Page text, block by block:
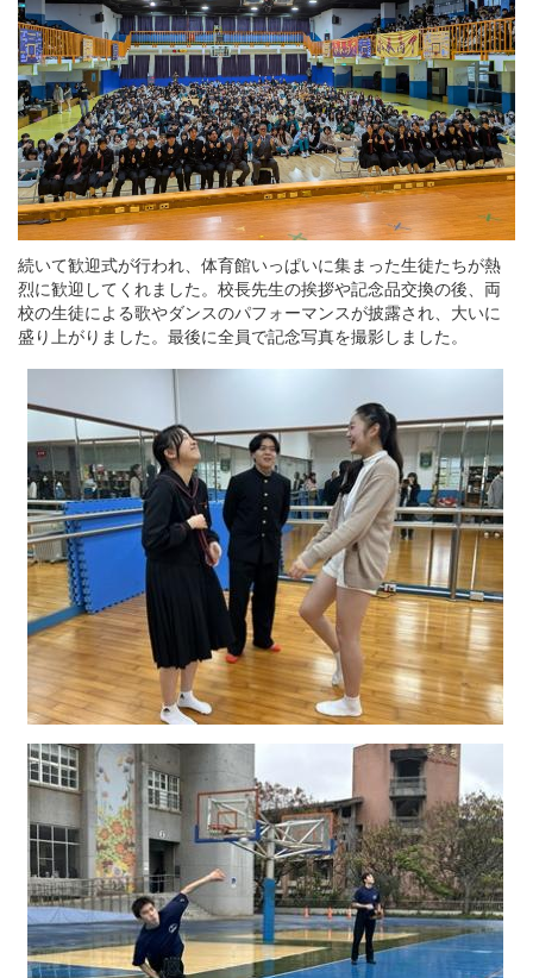
続いて歓迎式が行われ、体育館いっぱいに集まった生徒たちが熱
烈に歓迎してくれました。校長先生の挨拶や記念品交換の後、両
校の生徒による歌やダンスのパフォーマンスが披露され、大いに
盛り上がりました。最後に全員で記念写真を撮影しました。